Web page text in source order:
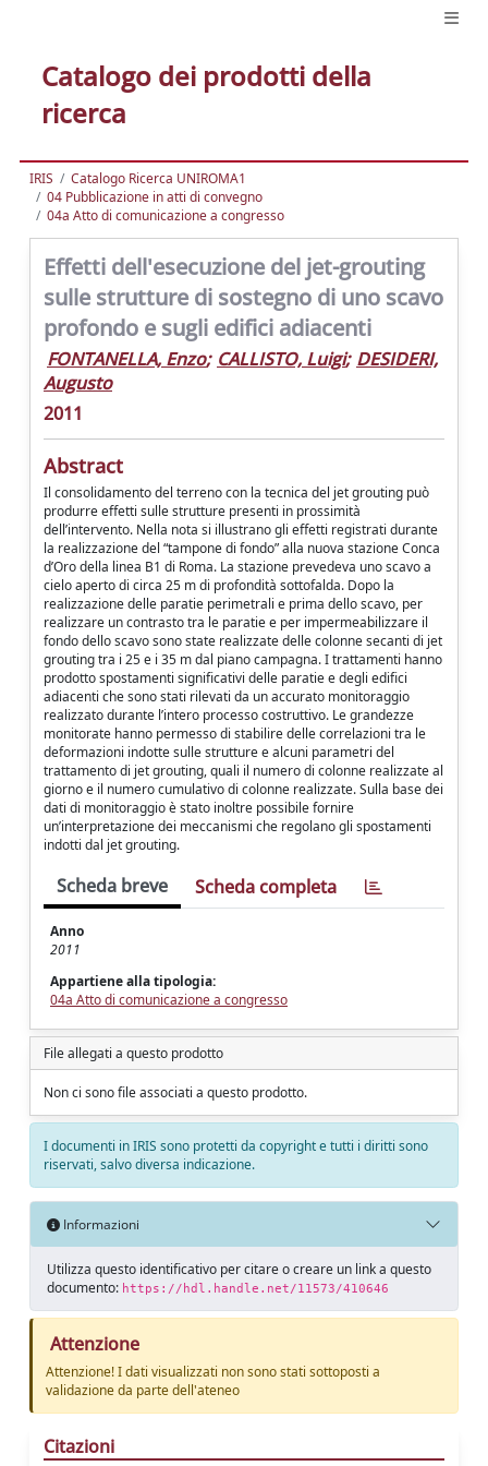
Catalogo dei prodotti della
ricerca
IRIS
Catalogo Ricerca UNIROMA1
04 Pubblicazione in atti di convegno
04a Atto di comunicazione a congresso
Effetti dell'esecuzione del jet-grouting
sulle strutture di sostegno di uno scavo
profondo e sugli edifici adiacenti
FONTANELLA, Enzo; CALLISTO, Luigi; DESIDERI,
Augusto
2011
Abstract
Il consolidamento del terreno con la tecnica del jet grouting può
produrre effetti sulle strutture presenti in prossimità
dell’intervento. Nella nota si illustrano gli effetti registrati durante
la realizzazione del “tampone di fondo” alla nuova stazione Conca
d’Oro della linea B1 di Roma. La stazione prevedeva uno scavo a
cielo aperto di circa 25 m di profondità sottofalda. Dopo la
realizzazione delle paratie perimetrali e prima dello scavo, per
realizzare un contrasto tra le paratie e per impermeabilizzare il
fondo dello scavo sono state realizzate delle colonne secanti di jet
grouting tra i 25 e i 35 m dal piano campagna. I trattamenti hanno
prodotto spostamenti significativi delle paratie e degli edifici
adiacenti che sono stati rilevati da un accurato monitoraggio
realizzato durante l’intero processo costruttivo. Le grandezze
monitorate hanno permesso di stabilire delle correlazioni tra le
deformazioni indotte sulle strutture e alcuni parametri del
trattamento di jet grouting, quali il numero di colonne realizzate al
giorno e il numero cumulativo di colonne realizzate. Sulla base dei
dati di monitoraggio è stato inoltre possibile fornire
un’interpretazione dei meccanismi che regolano gli spostamenti
indotti dal jet grouting.
Scheda breve Scheda completa
Anno
2011
Appartiene alla tipologia:
04a Atto di comunicazione a congresso
File allegati a questo prodotto
Non ci sono file associati a questo prodotto.
I documenti in IRIS sono protetti da copyright e tutti i diritti sono
riservati, salvo diversa indicazione.
Informazioni
Utilizza questo identificativo per citare o creare un link a questo
documento: https://hdl.handle.net/11573/410646
Attenzione
Attenzione! I dati visualizzati non sono stati sottoposti a
validazione da parte dell'ateneo
Citazioni